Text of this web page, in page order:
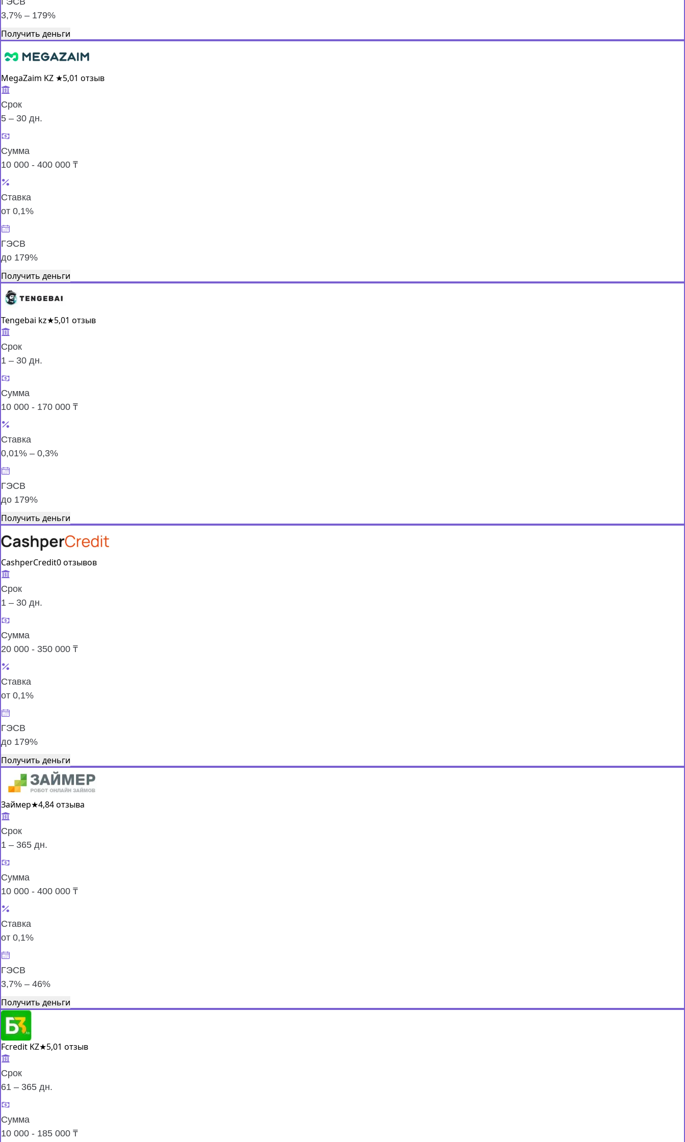
3,7% – 179%
Получить деньги
MegaZaim KZ ★5,01 отзыв
Срок
5 – 30 дн.
Сумма
10 000 - 400 000 ₸
Ставка
от 0,1%
ГЭСВ
до 179%
Получить деньги
Tengebai kz★5,01 отзыв
Срок
1 – 30 дн.
Сумма
10 000 - 170 000 ₸
Ставка
0,01% – 0,3%
ГЭСВ
до 179%
Получить деньги
CashperCredit0 отзывов
Срок
1 – 30 дн.
Сумма
20 000 - 350 000 ₸
Ставка
от 0,1%
ГЭСВ
до 179%
Получить деньги
Займер★4,84 отзыва
Срок
1 – 365 дн.
Сумма
10 000 - 400 000 ₸
Ставка
от 0,1%
ГЭСВ
3,7% – 46%
Получить деньги
Fcredit KZ★5,01 отзыв
Срок
61 – 365 дн.
Сумма
10 000 - 185 000 ₸